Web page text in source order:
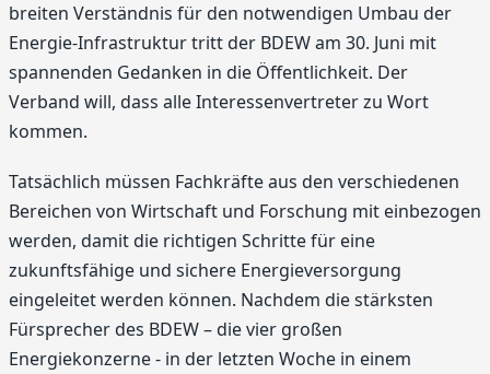
breiten Verständnis für den notwendigen Umbau der
Energie-Infrastruktur tritt der BDEW am 30. Juni mit
spannenden Gedanken in die Öffentlichkeit. Der
Verband will, dass alle Interessenvertreter zu Wort
kommen.
Tatsächlich müssen Fachkräfte aus den verschiedenen
Bereichen von Wirtschaft und Forschung mit einbezogen
werden, damit die richtigen Schritte für eine
zukunftsfähige und sichere Energieversorgung
eingeleitet werden können. Nachdem die stärksten
Fürsprecher des BDEW – die vier großen
Energiekonzerne - in der letzten Woche in einem